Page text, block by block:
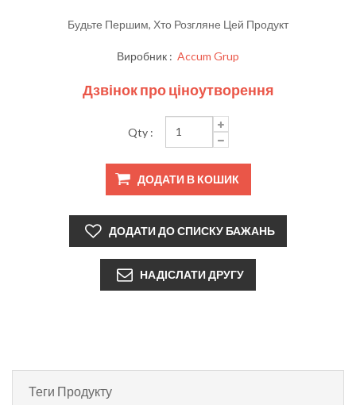
Будьте Першим, Хто Розгляне Цей Продукт
Виробник : Accum Grup
Дзвінок про ціноутворення
Qty :
Теги Продукту